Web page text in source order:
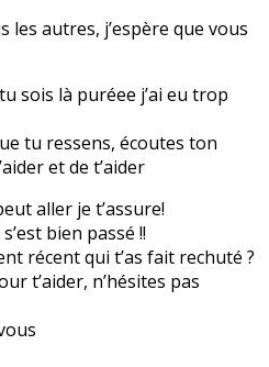
les autres, j’espère que vous
sois là puréee j’ai eu trop
tu ressens, écoutes ton
et de t’aider
aller je t’assure!
bien passé !!
récent qui t’as fait rechuté ?
t’aider, n’hésites pas